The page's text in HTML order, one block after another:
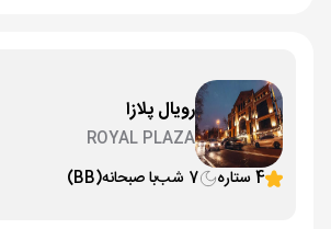
رویال پلازا
ROYAL PLAZA
4 ستاره
7 شب با صبحانه(BB)